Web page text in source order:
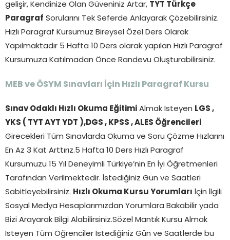
gelişir, Kendinize Olan Güveniniz Artar, TYT Türkçe
Paragraf Sorularını Tek Seferde Anlayarak Çözebilirsiniz.
Hızlı Paragraf Kursumuz Bireysel Özel Ders Olarak
Yapılmaktadır 5 Hafta 10 Ders olarak yapılan Hızlı Paragraf
Kursumuza Katılmadan Önce Randevu Oluşturabilirsiniz.
MEB ve ÖSYM Sınavları İçin Hızlı Paragraf Kursu
Sınav Odaklı Hızlı Okuma Eğitimi Almak İsteyen LGS ,
YKS ( TYT AYT YDT ),DGS , KPSS , ALES Öğrencileri
Girecekleri Tüm Sınavlarda Okuma ve Soru Çözme Hızlarını
En Az 3 Kat Arttırız.5 Hafta 10 Ders Hızlı Paragraf
Kursumuzu 15 Yıl Deneyimli Türkiye’nin En İyi Öğretmenleri
Tarafından Verilmektedir. İstediğiniz Gün ve Saatleri
Sabitleyebilirsiniz. Hızlı Okuma Kursu Yorumları
İçin İlgili
Sosyal Medya Hesaplarımızdan Yorumlara Bakabilir yada
Bizi Arayarak Bilgi Alabilirsiniz.Sözel Mantık Kursu Almak
İsteyen Tüm Öğrenciler İstediğiniz Gün ve Saatlerde bu